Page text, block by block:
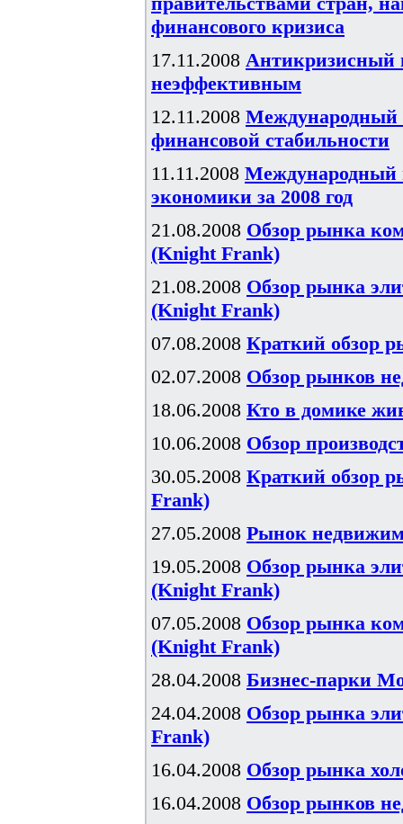
финансового кризиса
17.11.2008 Антикризисный
неэффективным
12.11.2008 Международный
финансовой стабильности
11.11.2008 Международный
экономики за 2008 год
21.08.2008 Обзор рынка
(Knight Frank)
21.08.2008 Обзор рынка
(Knight Frank)
07.08.2008 Краткий обзор
02.07.2008 Обзор рынков
18.06.2008 Кто в домике
10.06.2008 Обзор
30.05.2008 Краткий обзор
Frank)
27.05.2008 Рынок
19.05.2008 Обзор рынка
(Knight Frank)
07.05.2008 Обзор рынка
(Knight Frank)
28.04.2008 Бизнес-парки
24.04.2008 Обзор рынка
Frank)
16.04.2008 Обзор рынка
16.04.2008 Обзор рынков